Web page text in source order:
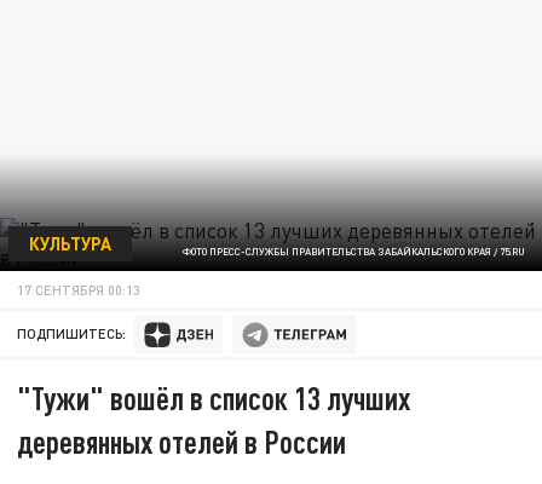
ФОТО ПРЕСС-СЛУЖБЫ ПРАВИТЕЛЬСТВА ЗАБАЙКАЛЬСКОГО КРАЯ / 75.RU
КУЛЬТУРА
17 СЕНТЯБРЯ 00:13
ПОДПИШИТЕСЬ:
"Тужи" вошёл в список 13 лучших
деревянных отелей в России